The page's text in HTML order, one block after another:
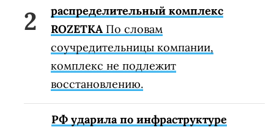
распределительный комплекс
ROZETKA По словам
соучредительницы компании,
комплекс не подлежит
восстановлению.
РФ ударила по инфраструктуре